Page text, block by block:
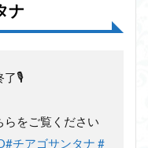
ナ
了🎙️
らをご覧ください
#チアゴサンタナ #